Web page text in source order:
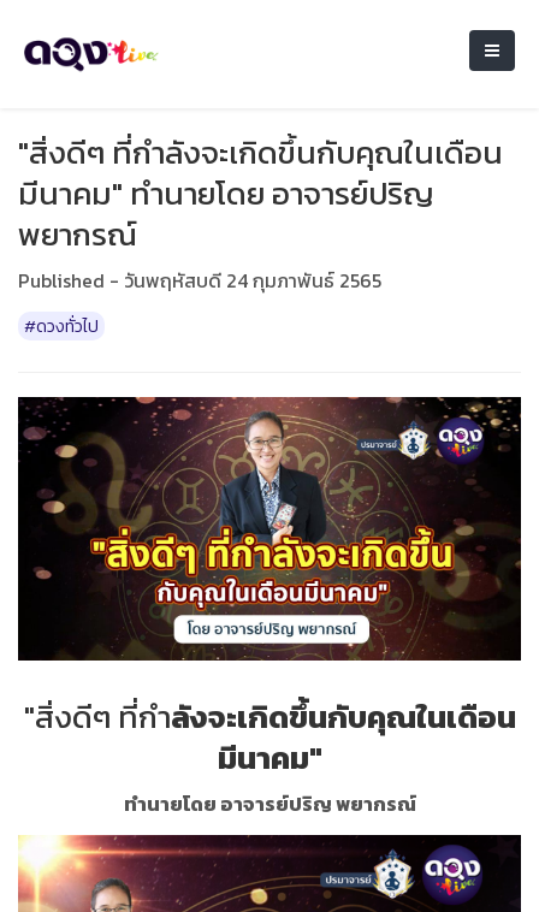
"สิ่งดีๆ ที่กำลังจะเกิดขึ้นกับคุณในเดือน
มีนาคม" ทำนายโดย อาจารย์ปริญ
พยากรณ์
Published - วันพฤหัสบดี 24 กุมภาพันธ์ 2565
#ดวงทั่วไป
"สิ่งดีๆ ที่กำลังจะเกิดขึ้นกับคุณในเดือน
มีนาคม"
ทำนายโดย อาจารย์ปริญ พยากรณ์